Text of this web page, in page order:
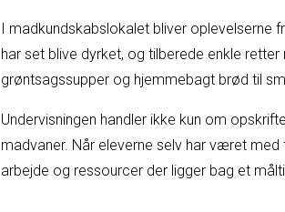
I madkundskabslokalet bliver
har set blive dyrket, og tilberede enkle
grøntsagssupper og hjemmebagt brød til
Undervisningen handler ikke kun om
madvaner. Når eleverne selv har været
arbejde og ressourcer der ligger bag et